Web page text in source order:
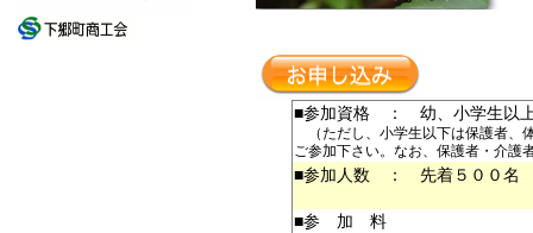
■参加資格 ： 幼、小学生以
（ただし、小学生以下は保護者、
ご参加下さい。なお、保護者・介護
■参加人数 ： 先着５００名
■参 加 料